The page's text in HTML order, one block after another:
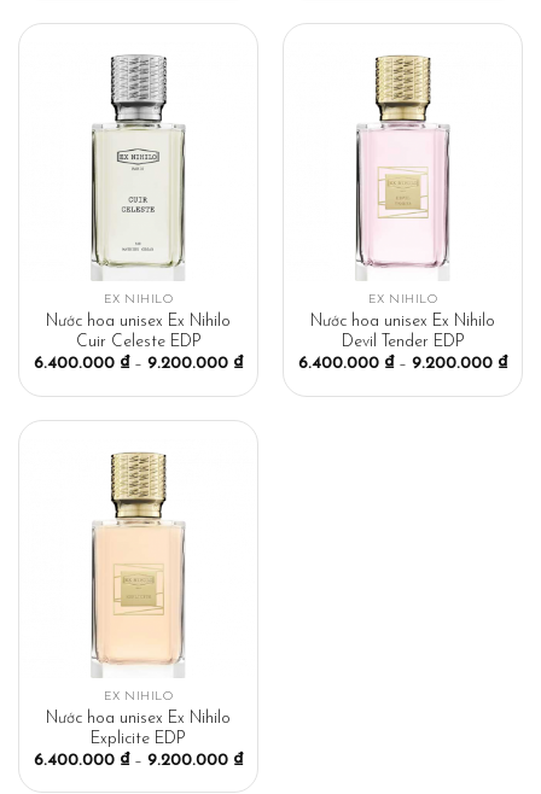
EX NIHILO
Nước hoa unisex Ex Nihilo
Cuir Celeste EDP
6.400.000 ₫– 9.200.000 ₫
EX NIHILO
Nước hoa unisex Ex Nihilo
Devil Tender EDP
6.400.000 ₫– 9.200.000 ₫
EX NIHILO
Nước hoa unisex Ex Nihilo
Explicite EDP
6.400.000 ₫– 9.200.000 ₫